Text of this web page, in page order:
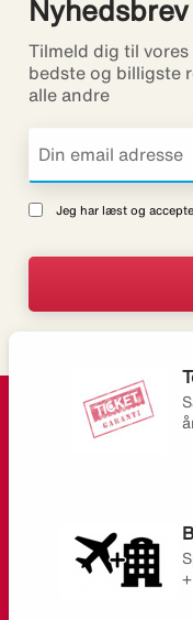
Nyhedsbrev
Tilmeld dig til
bedste og billigste
alle andre
Jeg har læst og